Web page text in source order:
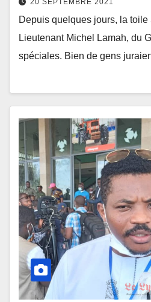
20 SEPTEMBRE 2021
Depuis quelques jours, la toile
Lieutenant Michel Lamah, du
spéciales. Bien de gens